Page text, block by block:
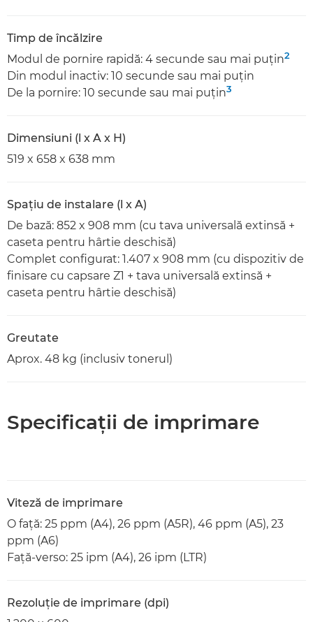
Timp de încălzire
Modul de pornire rapidă: 4 secunde sau mai puţin2
Din modul inactiv: 10 secunde sau mai puţin
De la pornire: 10 secunde sau mai puţin3
Dimensiuni (l x A x H)
519 x 658 x 638 mm
Spaţiu de instalare (l x A)
De bază: 852 x 908 mm (cu tava universală extinsă +
caseta pentru hârtie deschisă)
Complet configurat: 1.407 x 908 mm (cu dispozitiv de
finisare cu capsare Z1 + tava universală extinsă +
caseta pentru hârtie deschisă)
Greutate
Aprox. 48 kg (inclusiv tonerul)
Specificaţii de imprimare
Viteză de imprimare
O faţă: 25 ppm (A4), 26 ppm (A5R), 46 ppm (A5), 23
ppm (A6)
Faţă-verso: 25 ipm (A4), 26 ipm (LTR)
Rezoluţie de imprimare (dpi)